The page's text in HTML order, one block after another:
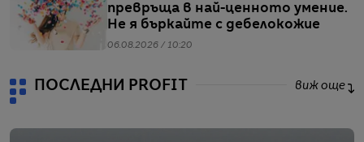
превръща в най-ценното умение.
Не я бъркайте с дебелокожие
06.08.2026 / 10:20
ПОСЛЕДНИ PROFIT виж още